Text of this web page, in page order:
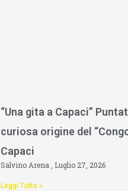
“Una gita a Capaci”
curiosa origine del
Capaci
Salvino Arena Luglio 27, 2026
Leggi Tutto »